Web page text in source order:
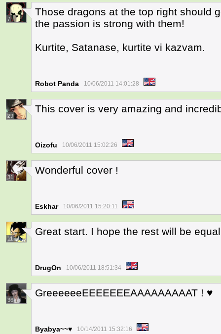
7
Those dragons at the top right should
the passion is strong with them!
Kurtite, Satanase, kurtite vi kazvam.
Robot Panda 10/06/2011 14:01:28
29
This cover is very amazing and
Oizofu 10/06/2011 15:02:26
31
Wonderful cover !
Eskhar 10/06/2011 15:20:11
11
Great start. I hope the rest will be
DrugOn 10/06/2011 18:51:34
36
GreeeeeeEEEEEEEAAAAAAAAAT ! ♥
Byabya~~♥ 10/14/2011 15:32:16